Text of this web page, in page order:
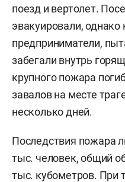
поезд и вертолет.
эвакуировали, однако
предприниматели,
забегали внутрь
крупного пожара
завалов на месте
несколько дней.
Последствия пожара
тыс. человек, общий
тыс. кубометров. При